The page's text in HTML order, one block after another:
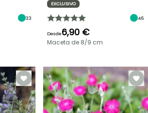
33
EXCLUSIVO
46
Desde6,90 €
Maceta de 8/9 cm